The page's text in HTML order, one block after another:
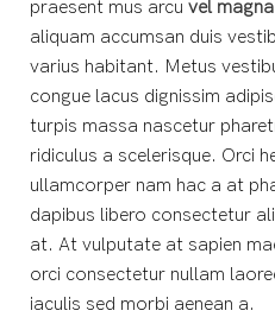
praesent mus arcu vel magna
aliquam accumsan duis
varius habitant. Metus
congue lacus dignissim
turpis massa nascetur
ridiculus a scelerisque. Orci
ullamcorper nam hac a at
dapibus libero consectetur
at. At vulputate at sapien
orci consectetur nullam
iaculis sed morbi aenean a.